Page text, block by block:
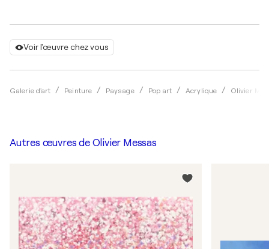
Voir l'œuvre chez vous
Galerie d'art Peinture Paysage Pop art Acrylique Olivier
Autres œuvres de Olivier Messas